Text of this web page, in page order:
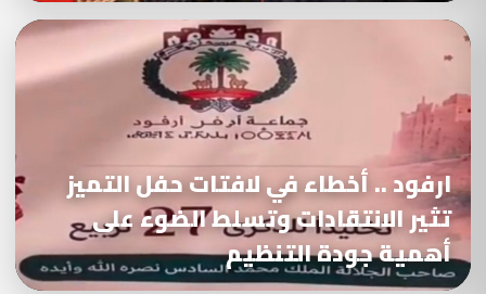
ارفود .. أخطاء في لافتات حفل التميز
تثير الانتقادات وتسلط الضوء على
أهمية جودة التنظيم